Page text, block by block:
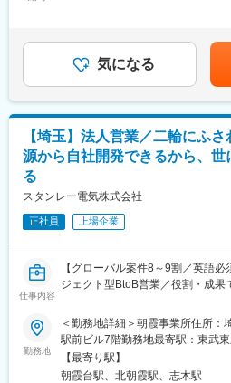
まざま
・外出はほとんどなく、メールや
■制御盤とは：工場で使われる機
■将来性：製造業の自動化や省人
入社後は先輩社員との同行営業か
まずは、
・製品知識
などをOJTで丁寧に学んでいただ
当社の営業は単なる物売りではな
分な育成期間を設け、技術部門と
取り扱う機械も幅広いため、機械
■業務詳細：
包装機械メーカーの営業担当とし
ます。
既存顧客への提案・アフターフォ
と長期的な信頼関係を築く営業ス
・担当エリアの既存顧客への定期訪
り、選考を通じて上下する可能
当を含めた表記です。
気になる
【埼玉】法人営業／二輪にふ
源から自社開発できるから、
る
スタンレー電気株式会社
正社員 上場企業
仕事内容
【グローバル案件8～9割／英語
ジェクト型BtoB営業／役割・成果
二輪車用ランプで世界トップシェ
件を主担当で推進する営業ポジシ
けでなく、顧客・技術・社内をつ
りの中核を担う役割を期待してい
勤務地
＜勤務地詳細＞朝霞事業所住所：埼
駅前ビル7階勤務地最寄駅：東武
内全面禁煙変更の範囲：会社の定
む）
【最寄り駅】
朝霞台駅、北朝霞駅、志木駅